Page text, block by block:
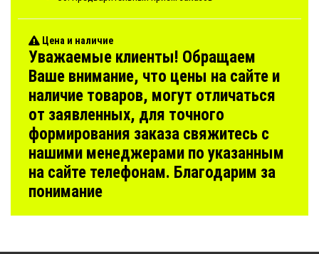
Цена и наличие
Уважаемые клиенты! Обращаем
Ваше внимание, что цены на сайте и
наличие товаров, могут отличаться
от заявленных, для точного
формирования заказа свяжитесь с
нашими менеджерами по указанным
на сайте телефонам. Благодарим за
понимание